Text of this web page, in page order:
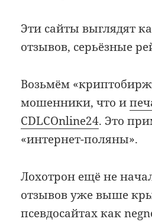
Эти сайты выглядят
отзывов, серьёзные
Возьмём
мошенники, что и
CDLCOnline24. Это
«интернет-поляны».
Лохотрон ещё не
отзывов уже выше
псевдосайтах как